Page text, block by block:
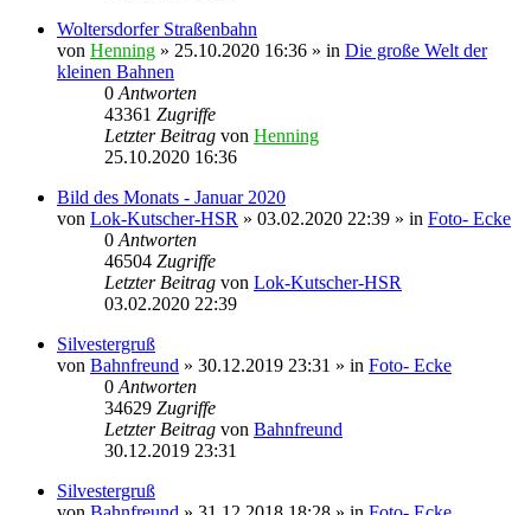
Woltersdorfer Straßenbahn
von Henning » 25.10.2020 16:36 » in Die große Welt der
kleinen Bahnen
0 Antworten
43361 Zugriffe
Letzter Beitrag von Henning
25.10.2020 16:36
Bild des Monats - Januar 2020
von Lok-Kutscher-HSR » 03.02.2020 22:39 » in Foto- Ecke
0 Antworten
46504 Zugriffe
Letzter Beitrag von Lok-Kutscher-HSR
03.02.2020 22:39
Silvestergruß
von Bahnfreund » 30.12.2019 23:31 » in Foto- Ecke
0 Antworten
34629 Zugriffe
Letzter Beitrag von Bahnfreund
30.12.2019 23:31
Silvestergruß